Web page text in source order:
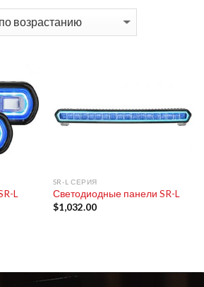
L
SR-L СЕРИЯ
Светодиодные панели SR-L
$1,032.00